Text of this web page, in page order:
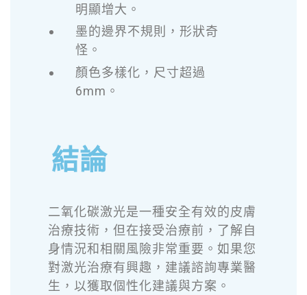
明顯增大。
墨的邊界不規則，形狀奇
怪。
顏色多樣化，尺寸超過
6mm。
結論
二氧化碳激光是一種安全有效的皮膚
治療技術，但在接受治療前，了解自
身情況和相關風險非常重要。如果您
對激光治療有興趣，建議諮詢專業醫
生，以獲取個性化建議與方案。